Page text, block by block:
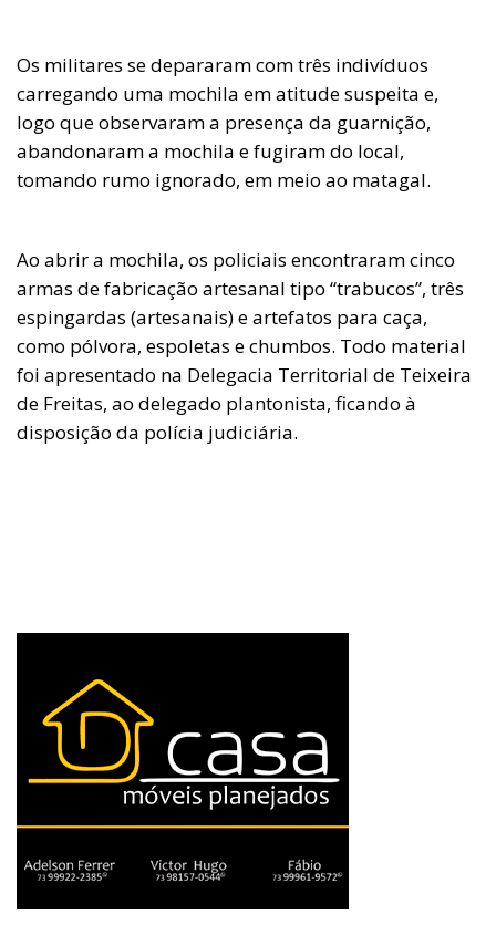
Os militares se depararam com três indivíduos
carregando uma mochila em atitude suspeita e,
logo que observaram a presença da guarnição,
abandonaram a mochila e fugiram do local,
tomando rumo ignorado, em meio ao matagal.
Ao abrir a mochila, os policiais encontraram cinco
armas de fabricação artesanal tipo “trabucos”, três
espingardas (artesanais) e artefatos para caça,
como pólvora, espoletas e chumbos. Todo material
foi apresentado na Delegacia Territorial de Teixeira
de Freitas, ao delegado plantonista, ficando à
disposição da polícia judiciária.